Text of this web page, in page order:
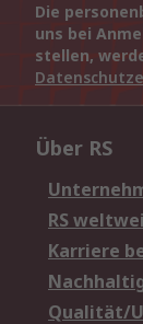
Die
uns bei
stellen,
Über RS
RS
Karriere
Qualität/